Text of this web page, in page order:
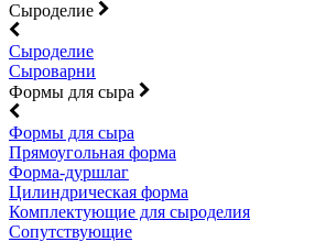
Сыроделие
Сыроделие
Сыроварни
Формы для сыра
Формы для сыра
Прямоугольная форма
Форма-дуршлаг
Цилиндрическая форма
Комплектующие для сыроделия
Сопутствующие